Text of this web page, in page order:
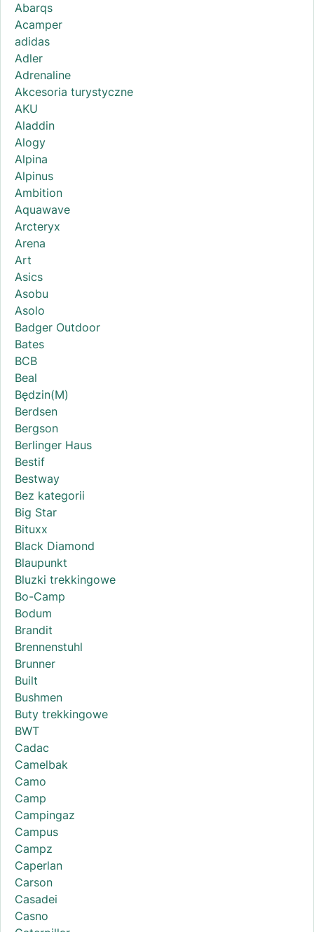
Abarqs
Acamper
adidas
Adler
Adrenaline
Akcesoria turystyczne
AKU
Aladdin
Alogy
Alpina
Alpinus
Ambition
Aquawave
Arcteryx
Arena
Art
Asics
Asobu
Asolo
Badger Outdoor
Bates
BCB
Beal
Będzin(M)
Berdsen
Bergson
Berlinger Haus
Bestif
Bestway
Bez kategorii
Big Star
Bituxx
Black Diamond
Blaupunkt
Bluzki trekkingowe
Bo-Camp
Bodum
Brandit
Brennenstuhl
Brunner
Built
Bushmen
Buty trekkingowe
BWT
Cadac
Camelbak
Camo
Camp
Campingaz
Campus
Campz
Caperlan
Carson
Casadei
Casno